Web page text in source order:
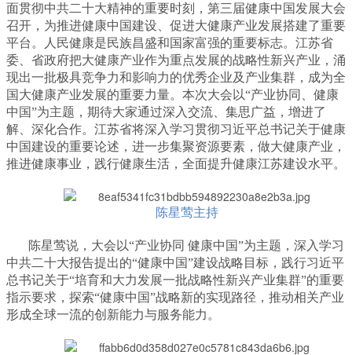
面贯彻中共二十大精神的重要时刻，第三届健康中国发展大会
召开，为推进健康中国建设、促进大健康产业发展搭建了重要
平台。人民健康是民族昌盛和国家富强的重要标志。江苏省
委、省政府把大健康产业作为重点发展的战略性新兴产业，涌
现出一批极具竞争力和影响力的优秀企业及产业集群，成为全
国大健康产业发展的重要力量。本次大会以“产业协同、健康
中国”为主题，期待大家通过深入交流、集思广益，增进了
解、深化合作。江苏省将深入学习贯彻习近平总书记关于健康
中国建设的重要论述，进一步集聚资源要素，做大健康产业，
推进健康事业，践行健康生活，全面提升健康江苏建设水平。
陈星莺主持
陈星莺说，大会以“产业协同 健康中国”为主题，深入学习
中共二十大报告提出的“健康中国”建设战略目标，践行习近平
总书记关于“培育和大力发展一批战略性新兴产业集群”的重要
指示要求，探索“健康中国”战略新的实现路径，推动相关产业
形成全球一流的创新能力与服务能力。